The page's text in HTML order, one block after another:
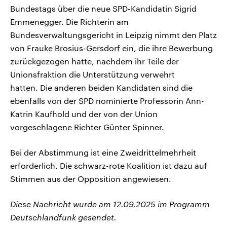
Bundestags über die neue SPD-Kandidatin Sigrid
Emmenegger. Die Richterin am
Bundesverwaltungsgericht in Leipzig nimmt den Platz
von Frauke Brosius-Gersdorf ein, die ihre Bewerbung
zurückgezogen hatte, nachdem ihr Teile der
Unionsfraktion die Unterstützung verwehrt
hatten. Die anderen beiden Kandidaten sind die
ebenfalls von der SPD nominierte Professorin Ann-
Katrin Kaufhold und der von der Union
vorgeschlagene Richter Günter Spinner.
Bei der Abstimmung ist eine Zweidrittelmehrheit
erforderlich. Die schwarz-rote Koalition ist dazu auf
Stimmen aus der Opposition angewiesen.
Diese Nachricht wurde am 12.09.2025 im Programm
Deutschlandfunk gesendet.